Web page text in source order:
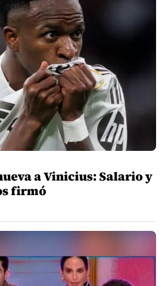
a Vinicius: Salario y
firmó